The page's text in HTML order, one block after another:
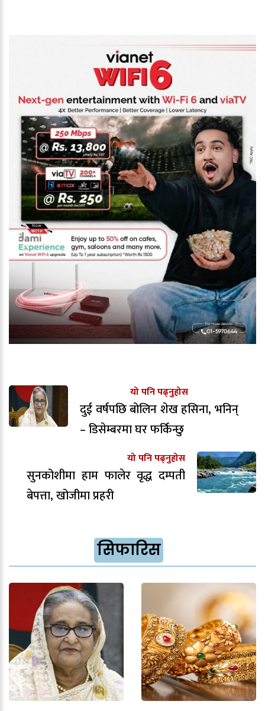
यो पनि पढ्नुहोस
दुई वर्षपछि बोलिन शेख हसिना, भनिन्
– डिसेम्बरमा घर फर्किन्छु
यो पनि पढ्नुहोस
सुनकोशीमा हाम फालेर वृद्ध दम्पती
बेपत्ता, खोजीमा प्रहरी
सिफारिस